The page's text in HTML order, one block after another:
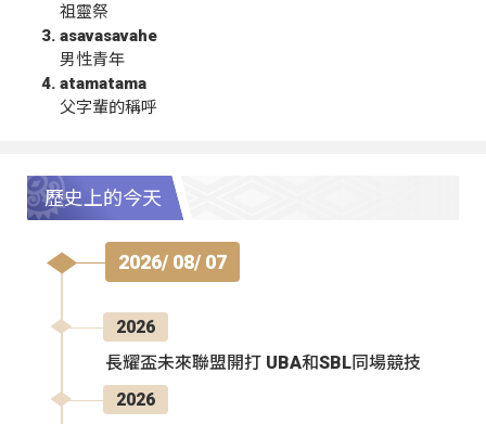
祖靈祭
asavasavahe
男性青年
atamatama
父字輩的稱呼
歷史上的今天
2026/ 08/ 07
2026
長耀盃未來聯盟開打 UBA和SBL同場競技
2026